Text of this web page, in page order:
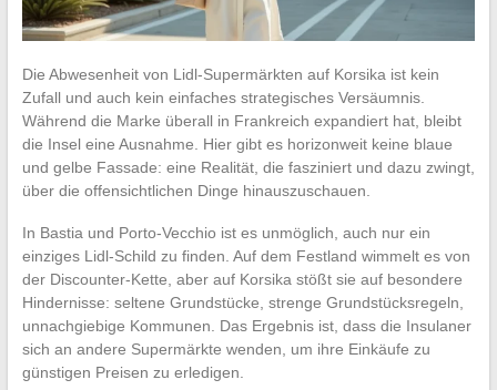
Die Abwesenheit von Lidl-Supermärkten auf Korsika ist kein
Zufall und auch kein einfaches strategisches Versäumnis.
Während die Marke überall in Frankreich expandiert hat, bleibt
die Insel eine Ausnahme. Hier gibt es horizonweit keine blaue
und gelbe Fassade: eine Realität, die fasziniert und dazu zwingt,
über die offensichtlichen Dinge hinauszuschauen.
In Bastia und Porto-Vecchio ist es unmöglich, auch nur ein
einziges Lidl-Schild zu finden. Auf dem Festland wimmelt es von
der Discounter-Kette, aber auf Korsika stößt sie auf besondere
Hindernisse: seltene Grundstücke, strenge Grundstücksregeln,
unnachgiebige Kommunen. Das Ergebnis ist, dass die Insulaner
sich an andere Supermärkte wenden, um ihre Einkäufe zu
günstigen Preisen zu erledigen.